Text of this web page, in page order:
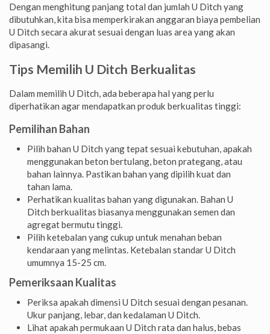
Dengan menghitung panjang total dan jumlah U Ditch yang
dibutuhkan, kita bisa memperkirakan anggaran biaya pembelian
U Ditch secara akurat sesuai dengan luas area yang akan
dipasangi.
Tips Memilih U Ditch Berkualitas
Dalam memilih U Ditch, ada beberapa hal yang perlu
diperhatikan agar mendapatkan produk berkualitas tinggi:
Pemilihan Bahan
Pilih bahan U Ditch yang tepat sesuai kebutuhan, apakah
menggunakan beton bertulang, beton prategang, atau
bahan lainnya. Pastikan bahan yang dipilih kuat dan
tahan lama.
Perhatikan kualitas bahan yang digunakan. Bahan U
Ditch berkualitas biasanya menggunakan semen dan
agregat bermutu tinggi.
Pilih ketebalan yang cukup untuk menahan beban
kendaraan yang melintas. Ketebalan standar U Ditch
umumnya 15-25 cm.
Pemeriksaan Kualitas
Periksa apakah dimensi U Ditch sesuai dengan pesanan.
Ukur panjang, lebar, dan kedalaman U Ditch.
Lihat apakah permukaan U Ditch rata dan halus, bebas